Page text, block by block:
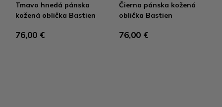
Tmavo hnedá pánska
kožená oblička Bastien
76,00 €
Čierna pánska kožená
oblička Bastien
76,00 €